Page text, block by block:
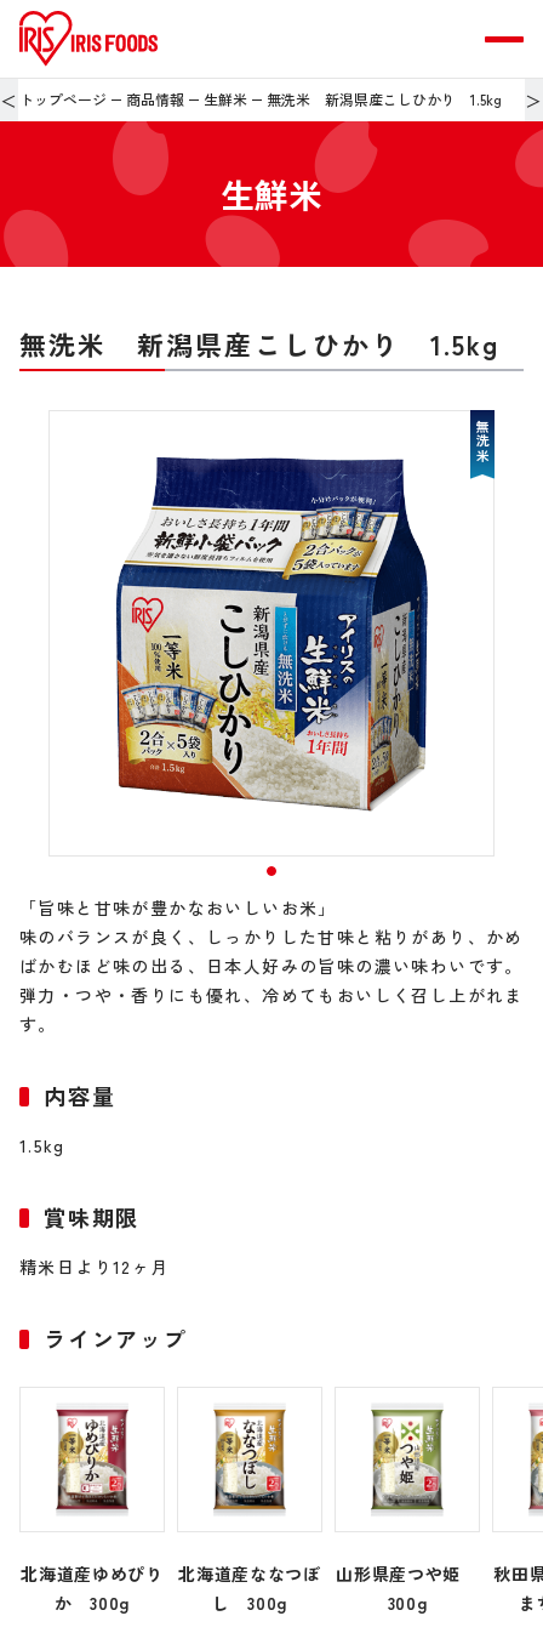
＜ トップページ 商品情報 生鮮米 無洗米 新潟県産こしひかり 1.5kg ＞
生鮮米
無洗米 新潟県産こしひかり 1.5kg
無洗米
「旨味と甘味が豊かなおいしいお米」
味のバランスが良く、しっかりした甘味と粘りがあり、かめ
ばかむほど味の出る、日本人好みの旨味の濃い味わいです。
弾力・つや・香りにも優れ、冷めてもおいしく召し上がれま
す。
内容量
1.5kg
賞味期限
精米日より12ヶ月
ラインアップ
北海道産ゆめぴり
か 300g
北海道産ななつぼ
し 300g
山形県産つや姫
300g
秋田